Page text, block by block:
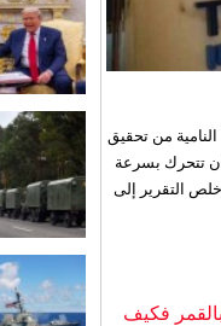
من تحقيق
تتحرك بسرعة
التقرير إلى
فكيف